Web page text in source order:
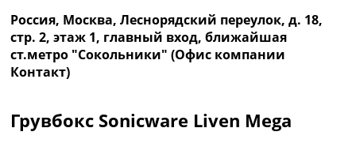
Россия, Москва, Леснорядский переулок, д. 18,
стр. 2, этаж 1, главный вход, ближайшая
ст.метро "Сокольники" (Офис компании
Контакт)
Грувбокс Sonicware Liven Mega